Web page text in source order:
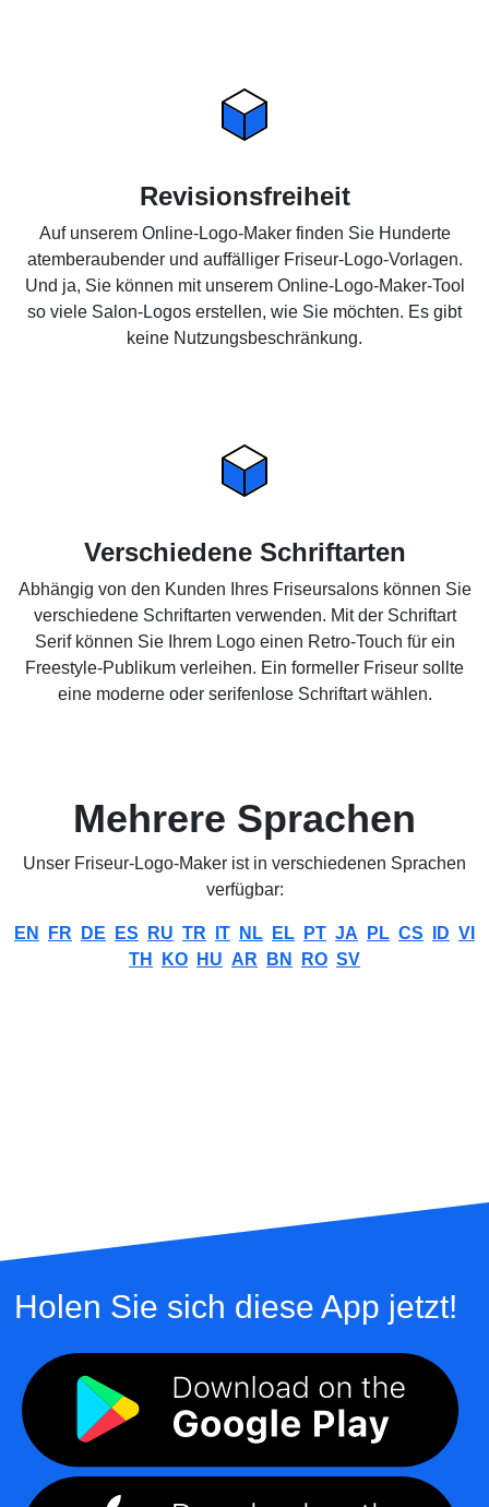
Revisionsfreiheit
Auf unserem Online-Logo-Maker finden Sie Hunderte
atemberaubender und auffälliger Friseur-Logo-Vorlagen.
Und ja, Sie können mit unserem Online-Logo-Maker-Tool
so viele Salon-Logos erstellen, wie Sie möchten. Es gibt
keine Nutzungsbeschränkung.
Verschiedene Schriftarten
Abhängig von den Kunden Ihres Friseursalons können Sie
verschiedene Schriftarten verwenden. Mit der Schriftart
Serif können Sie Ihrem Logo einen Retro-Touch für ein
Freestyle-Publikum verleihen. Ein formeller Friseur sollte
eine moderne oder serifenlose Schriftart wählen.
Mehrere Sprachen
Unser Friseur-Logo-Maker ist in verschiedenen Sprachen
verfügbar:
EN FR DE ES RU TR IT NL EL PT JA PL CS ID VI
TH
KO HU AR BN RO SV
Holen Sie sich diese App jetzt!